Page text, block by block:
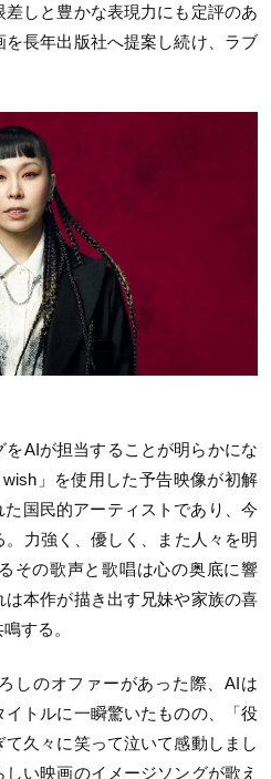
しと豊かな表現力にも定評のあ
長年出版社へ提案し続け、ラブ
AIが担当することが明らかにな
」を使用した予告映像が初解
国民的アーティストであり、今
力強く、優しく、また人々を明
その歌声と歌唱は心の奥底に響
本作が描き出す兄妹や家族の喜
する。
しのオファーがあった際、AIは
イトルに一瞬驚いたものの、「役
久々に笑って泣いて感動しまし
い映画のイメージソングが歌え